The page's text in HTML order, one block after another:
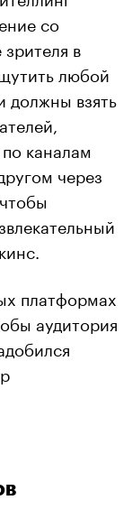
со
в
любой
взять
каналам
через
платформах
аудитория